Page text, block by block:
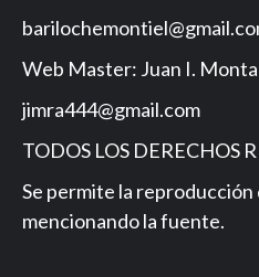
Web Master: Juan I.
jimra444@gmail.com
TODOS LOS DERECHOS
Se permite la
mencionando la fuente.